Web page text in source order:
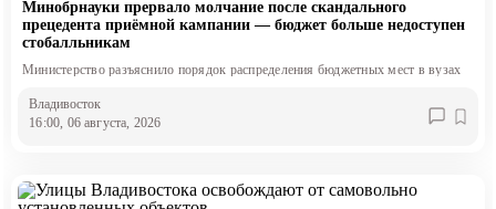
Минобрнауки прервало молчание после скандального
прецедента приёмной кампании — бюджет больше недоступен
стобалльникам
Министерство разъяснило порядок распределения бюджетных мест в вузах
Владивосток
16:00, 06 августа, 2026